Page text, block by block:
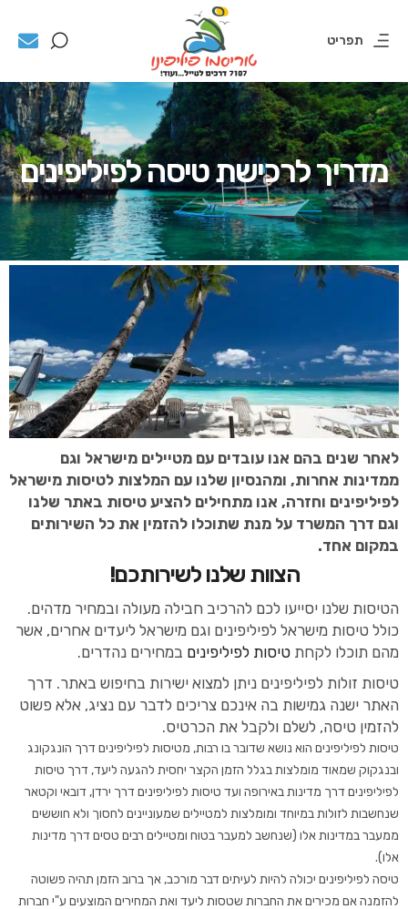
תפריט
מדריך לרכישת טיסה לפיליפינים
לאחר שנים בהם אנו עובדים עם מטיילים מישראל וגם
ממדינות אחרות, ומהנסיון שלנו עם המלצות לטיסות מישראל
לפיליפינים וחזרה, אנו מתחילים להציע טיסות באתר שלנו
וגם דרך המשרד על מנת שתוכלו להזמין את כל השירותים
במקום אחד.
הצוות שלנו לשירותכם!
הטיסות שלנו יסייעו לכם להרכיב חבילה מעולה ובמחיר מדהים.
כולל טיסות מישראל לפיליפינים וגם מישראל ליעדים אחרים, אשר
מהם תוכלו לקחת טיסות לפיליפינים במחירים נהדרים.
טיסות זולות לפיליפינים ניתן למצוא ישירות בחיפוש באתר. דרך
האתר ישנה גמישות בה אינכם צריכים לדבר עם נציג, אלא פשוט
להזמין טיסה, לשלם ולקבל את הכרטיס.
טיסות לפיליפינים הוא נושא שדובר בו רבות, מטיסות לפיליפינים דרך הונגקונג
ובנגקוק שמאוד מומלצות בגלל הזמן הקצר יחסית להגעה ליעד, דרך טיסות
לפיליפינים דרך מדינות באירופה ועד טיסות לפיליפינים דרך ירדן, דובאי וקטאר
שנחשבות לזולות במיוחד ומומלצות למטיילים שמעוניינים לחסוך ולא חוששים
ממעבר במדינות אלו (שנחשב למעבר בטוח ומטיילים רבים טסים דרך מדינות
אלו).
טיסה לפיליפינים יכולה להיות לעיתים דבר מורכב, אך ברוב הזמן תהיה פשוטה
להזמנה אם מכירים את החברות שטסות ליעד ואת המחירים המוצעים ע"י חברות